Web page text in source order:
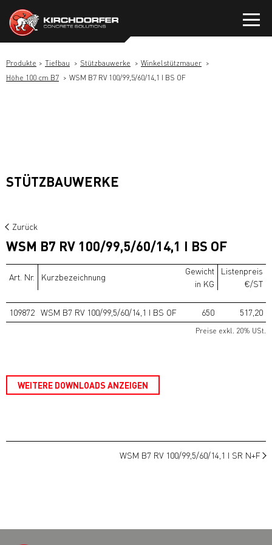
Inhalt
springen
Produkte Tiefbau Stützbauwerke
Winkelstützmauer
Höhe 100 cm B7
WSM B7 RV 100/99,5/60/14,1 I BS OF
STÜTZBAUWERKE
Zurück
WSM B7 RV 100/99,5/60/14,1 I BS OF
Art. Nr. Kurzbezeichnung
Gewicht
in KG
Listenpreis
€/ST
109872 WSM B7 RV 100/99,5/60/14,1 I BS OF 650 517,20
Preise exkl. 20% USt.
WEITERE DOWNLOADS ANZEIGEN
WSM B7 RV 100/99,5/60/14,1 I SR N+F